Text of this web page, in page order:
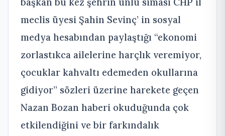
meclis üyesi Şahin Sevinç’ in sosyal
medya hesabından paylaştığı “ekonomi
zorlastıkca ailelerine harçlık veremiyor,
çocuklar kahvaltı edemeden okullarına
gidiyor” sözleri üzerine harekete geçen
Nazan Bozan haberi okuduğunda çok
etkilendiğini ve bir farkındalık